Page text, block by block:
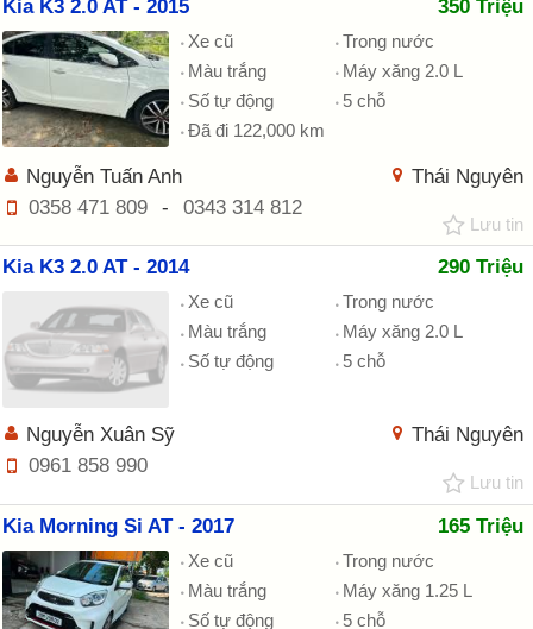
Kia K3 2.0 AT - 2015 350 Triệu
Xe cũ
Trong nước
Màu trắng
Máy xăng 2.0 L
Số tự động
5 chỗ
Đã đi 122,000 km
Thái Nguyên
Nguyễn Tuấn Anh
0358 471 809
- 0343 314 812
Lưu tin
Kia K3 2.0 AT - 2014 290 Triệu
Xe cũ
Trong nước
Màu trắng
Máy xăng 2.0 L
Số tự động
5 chỗ
Thái Nguyên
Nguyễn Xuân Sỹ
0961 858 990
Lưu tin
Kia Morning Si AT - 2017 165 Triệu
Xe cũ
Trong nước
Màu trắng
Máy xăng 1.25 L
Số tự động
5 chỗ